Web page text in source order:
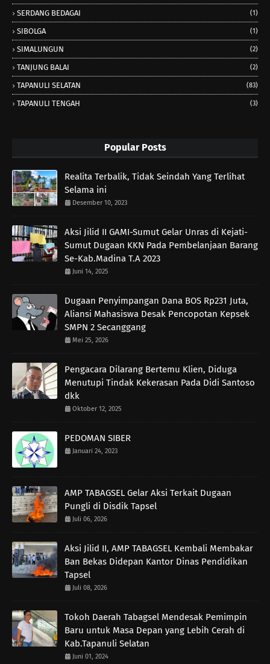
SERDANG BEDAGAI (1)
SIBOLGA (1)
SIMALUNGUN (2)
TANJUNG BALAI (2)
TAPANULI SELATAN (83)
TAPANULI TENGAH (3)
Popular Posts
Realita Terbalik, Tidak Seindah Yang Terlihat
Selama ini
Desember 10, 2023
Aksi Jilid II GAMI-Sumut Gelar Unras di Kejati-
Sumut Dugaan KKN Pada Pembelanjaan Barang
Se-Kab.Madina T.A 2023
Juni 14, 2025
Dugaan Penyimpangan Dana BOS Rp231 Juta,
Aliansi Mahasiswa Desak Pencopotan Kepsek
SMPN 2 Secanggang
Mei 25, 2026
Pengacara Dilarang Bertemu Klien, Diduga
Menutupi Tindak Kekerasan Pada Didi Santoso
dkk
Oktober 12, 2025
PEDOMAN SIBER
Januari 24, 2023
AMP TABAGSEL Gelar Aksi Terkait Dugaan
Pungli di Disdik Tapsel
Juli 06, 2026
Aksi Jilid II, AMP TABAGSEL Kembali Membakar
Ban Bekas Didepan Kantor Dinas Pendidikan
Tapsel
Juli 08, 2026
Tokoh Daerah Tabagsel Mendesak Pemimpin
Baru untuk Masa Depan yang Lebih Cerah di
Kab.Tapanuli Selatan
Juni 01, 2024